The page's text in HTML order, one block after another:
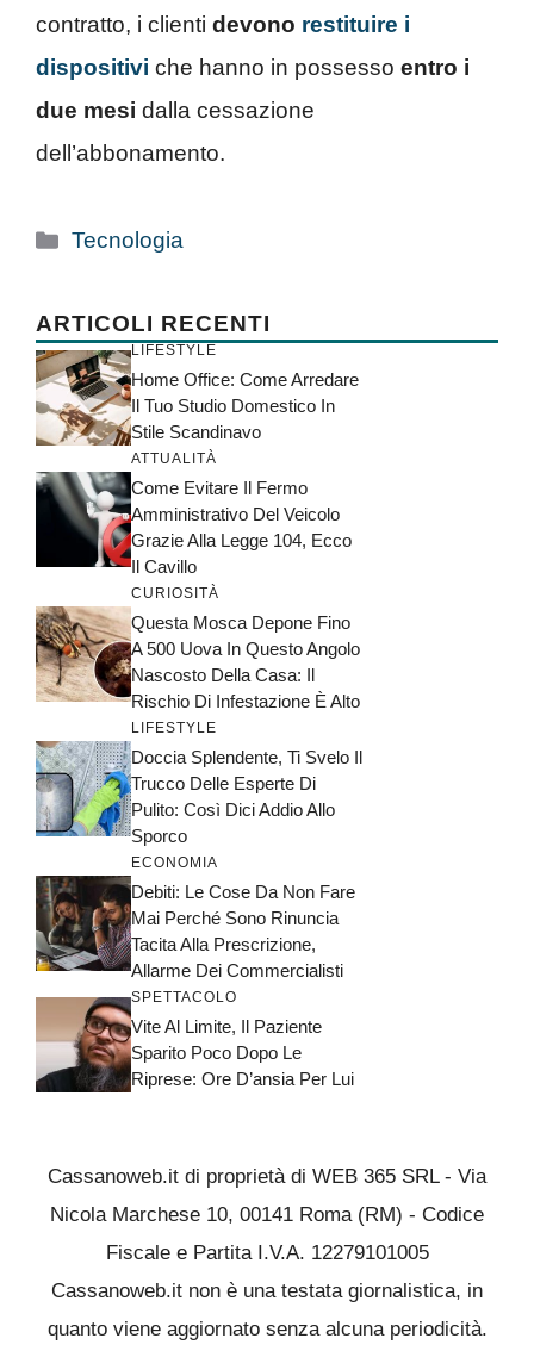
contratto, i clienti devono restituire i
dispositivi che hanno in possesso entro i
due mesi dalla cessazione
dell’abbonamento.
Categorie
Tecnologia
ARTICOLI RECENTI
LIFESTYLE
Home Office: Come Arredare
Il Tuo Studio Domestico In
Stile Scandinavo
ATTUALITÀ
Come Evitare Il Fermo
Amministrativo Del Veicolo
Grazie Alla Legge 104, Ecco
Il Cavillo
CURIOSITÀ
Questa Mosca Depone Fino
A 500 Uova In Questo Angolo
Nascosto Della Casa: Il
Rischio Di Infestazione È Alto
LIFESTYLE
Doccia Splendente, Ti Svelo Il
Trucco Delle Esperte Di
Pulito: Così Dici Addio Allo
Sporco
ECONOMIA
Debiti: Le Cose Da Non Fare
Mai Perché Sono Rinuncia
Tacita Alla Prescrizione,
Allarme Dei Commercialisti
SPETTACOLO
Vite Al Limite, Il Paziente
Sparito Poco Dopo Le
Riprese: Ore D’ansia Per Lui
Cassanoweb.it di proprietà di WEB 365 SRL - Via
Nicola Marchese 10, 00141 Roma (RM) - Codice
Fiscale e Partita I.V.A. 12279101005
Cassanoweb.it non è una testata giornalistica, in
quanto viene aggiornato senza alcuna periodicità.